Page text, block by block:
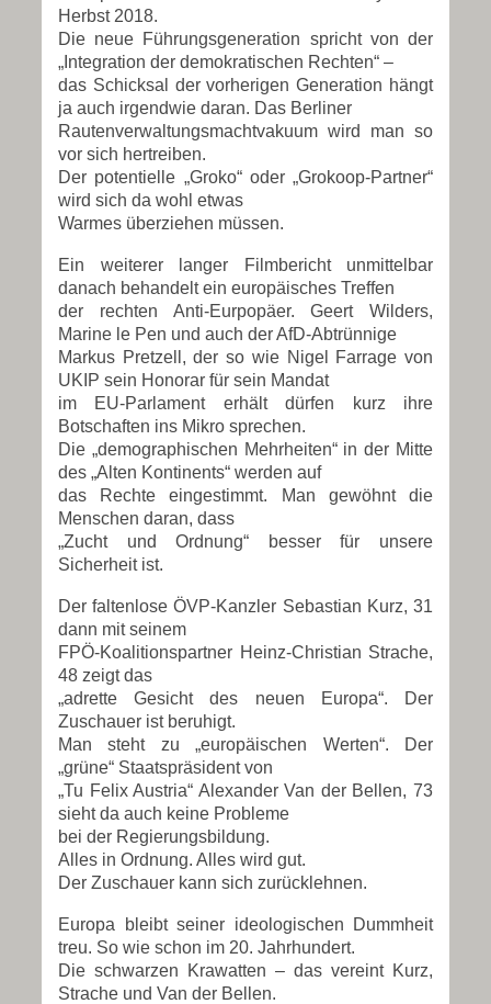
Herbst 2018.
Die neue Führungsgeneration spricht von der
„Integration der demokratischen Rechten“ –
das Schicksal der vorherigen Generation hängt
ja auch irgendwie daran. Das Berliner
Rautenverwaltungsmachtvakuum wird man so
vor sich hertreiben.
Der potentielle „Groko“ oder „Grokoop-Partner“
wird sich da wohl etwas
Warmes überziehen müssen.
Ein weiterer langer Filmbericht unmittelbar
danach behandelt ein europäisches Treffen
der rechten Anti-Eurpopäer. Geert Wilders,
Marine le Pen und auch der AfD-Abtrünnige
Markus Pretzell, der so wie Nigel Farrage von
UKIP sein Honorar für sein Mandat
im EU-Parlament erhält dürfen kurz ihre
Botschaften ins Mikro sprechen.
Die „demographischen Mehrheiten“ in der Mitte
des „Alten Kontinents“ werden auf
das Rechte eingestimmt. Man gewöhnt die
Menschen daran, dass
„Zucht und Ordnung“ besser für unsere
Sicherheit ist.
Der faltenlose ÖVP-Kanzler Sebastian Kurz, 31
dann mit seinem
FPÖ-Koalitionspartner Heinz-Christian Strache,
48 zeigt das
„adrette Gesicht des neuen Europa“. Der
Zuschauer ist beruhigt.
Man steht zu „europäischen Werten“. Der
„grüne“ Staatspräsident von
„Tu Felix Austria“ Alexander Van der Bellen, 73
sieht da auch keine Probleme
bei der Regierungsbildung.
Alles in Ordnung. Alles wird gut.
Der Zuschauer kann sich zurücklehnen.
Europa bleibt seiner ideologischen Dummheit
treu. So wie schon im 20. Jahrhundert.
Die schwarzen Krawatten – das vereint Kurz,
Strache und Van der Bellen.